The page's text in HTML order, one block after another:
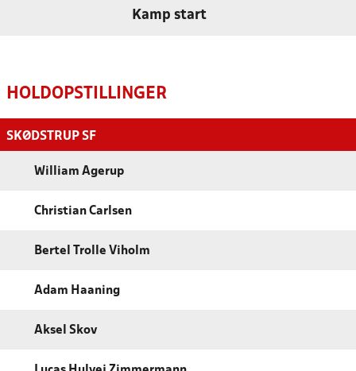
Kamp start
HOLDOPSTILLINGER
SKØDSTRUP SF
William Agerup
Christian Carlsen
Bertel Trolle Viholm
Adam Haaning
Aksel Skov